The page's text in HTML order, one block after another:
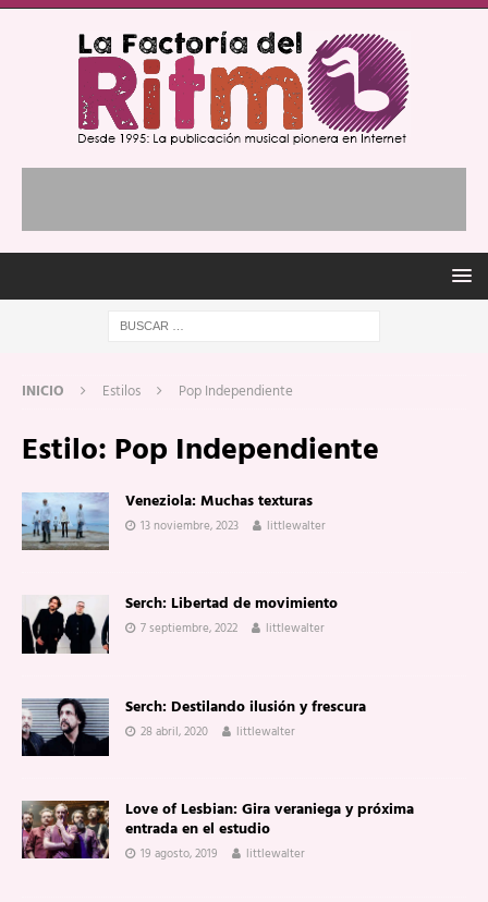
INICIO Estilos Pop Independiente
Estilo: Pop Independiente
Veneziola: Muchas texturas
13 noviembre, 2023 littlewalter
Serch: Libertad de movimiento
7 septiembre, 2022 littlewalter
Serch: Destilando ilusión y frescura
28 abril, 2020 littlewalter
Love of Lesbian: Gira veraniega y próxima
entrada en el estudio
19 agosto, 2019 littlewalter